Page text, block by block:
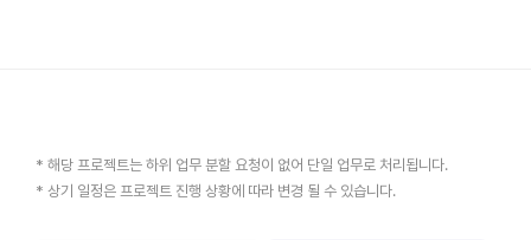
* 해당 프로젝트는 하위 업무 분할 요청이 없어 단일 업무로 처리됩니다.
* 상기 일정은 프로젝트 진행 상황에 따라 변경 될 수 있습니다.